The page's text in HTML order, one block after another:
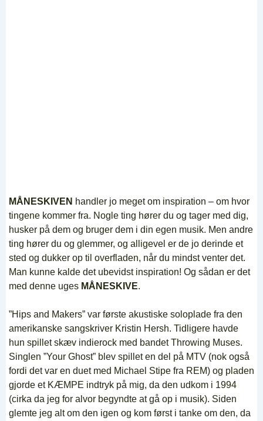
MÅNESKIVEN handler jo meget om inspiration – om hvor
tingene kommer fra. Nogle ting hører du og tager med dig,
husker på dem og bruger dem i din egen musik. Men andre
ting hører du og glemmer, og alligevel er de jo derinde et
sted og dukker op til overfladen, når du mindst venter det.
Man kunne kalde det ubevidst inspiration! Og sådan er det
med denne uges MÅNESKIVE.
”Hips and Makers” var første akustiske soloplade fra den
amerikanske sangskriver Kristin Hersh. Tidligere havde
hun spillet skæv indierock med bandet Throwing Muses.
Singlen ”Your Ghost” blev spillet en del på MTV (nok også
fordi det var en duet med Michael Stipe fra REM) og pladen
gjorde et KÆMPE indtryk på mig, da den udkom i 1994
(cirka da jeg for alvor begyndte at gå op i musik). Siden
glemte jeg alt om den igen og kom først i tanke om den, da